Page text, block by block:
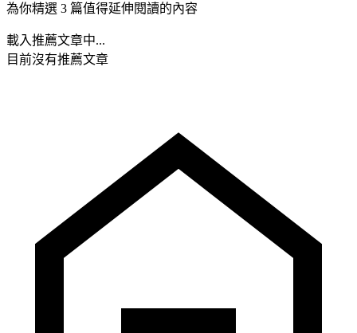
為你精選 3 篇值得延伸閱讀的內容
載入推薦文章中...
目前沒有推薦文章